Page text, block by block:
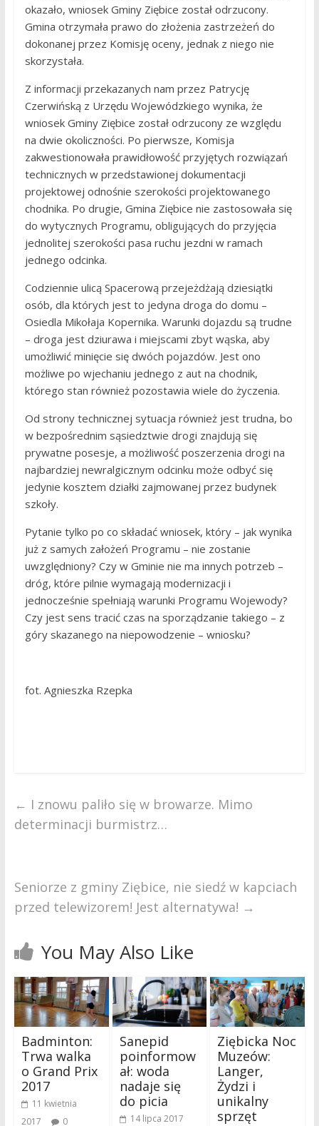
okazało, wniosek Gminy Ziębice został odrzucony.
Gmina otrzymała prawo do złożenia zastrzeżeń do
dokonanej przez Komisję oceny, jednak z niego nie
skorzystała.
Z informacji przekazanych nam przez Patrycję
Czerwińską z Urzędu Wojewódzkiego wynika, że
wniosek Gminy Ziębice został odrzucony ze względu
na dwie okoliczności. Po pierwsze, Komisja
zakwestionowała prawidłowość przyjętych rozwiązań
technicznych w przedstawionej dokumentacji
projektowej odnośnie szerokości projektowanego
chodnika. Po drugie, Gmina Ziębice nie zastosowała się
do wytycznych Programu, obligujących do przyjęcia
jednolitej szerokości pasa ruchu jezdni w ramach
jednego odcinka.
Codziennie ulicą Spacerową przejeżdżają dziesiątki
osób, dla których jest to jedyna droga do domu –
Osiedla Mikołaja Kopernika. Warunki dojazdu są trudne
– droga jest dziurawa i miejscami zbyt wąska, aby
umożliwić minięcie się dwóch pojazdów. Jest ono
możliwe po wjechaniu jednego z aut na chodnik,
którego stan również pozostawia wiele do życzenia.
Od strony technicznej sytuacja również jest trudna, bo
w bezpośrednim sąsiedztwie drogi znajdują się
prywatne posesje, a możliwość poszerzenia drogi na
najbardziej newralgicznym odcinku może odbyć się
jedynie kosztem działki zajmowanej przez budynek
szkoły.
Pytanie tylko po co składać wniosek, który – jak wynika
już z samych założeń Programu – nie zostanie
uwzględniony? Czy w Gminie nie ma innych potrzeb –
dróg, które pilnie wymagają modernizacji i
jednocześnie spełniają warunki Programu Wojewody?
Czy jest sens tracić czas na sporządzanie takiego – z
góry skazanego na niepowodzenie – wniosku?
fot. Agnieszka Rzepka
← I znowu paliło się w browarze. Mimo
determinacji burmistrz…
Seniorze z gminy Ziębice, nie siedź w kapciach
przed telewizorem! Jest alternatywa! →
You May Also Like
Badminton:
Trwa walka
o Grand Prix
2017
11 kwietnia
2017
0
Sanepid
poinformow
ał: woda
nadaje się
do picia
14 lipca 2017
Ziębicka Noc
Muzeów:
Langer,
Żydzi i
unikalny
sprzęt